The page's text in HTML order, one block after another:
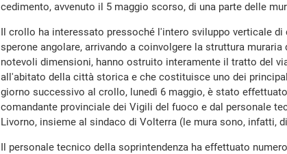
cedimento, avvenuto il 5 maggio scorso, di una parte delle
Il crollo ha interessato pressoché l'intero sviluppo verticale di
sperone angolare, arrivando a coinvolgere la struttura
notevoli dimensioni, hanno ostruito interamente il tratto del
all'abitato della città storica e che costituisce uno dei
giorno successivo al crollo, lunedì 6 maggio, è stato
comandante provinciale dei Vigili del fuoco e dal personale
Livorno, insieme al sindaco di Volterra (le mura sono, infatti,
Il personale tecnico della soprintendenza ha effettuato